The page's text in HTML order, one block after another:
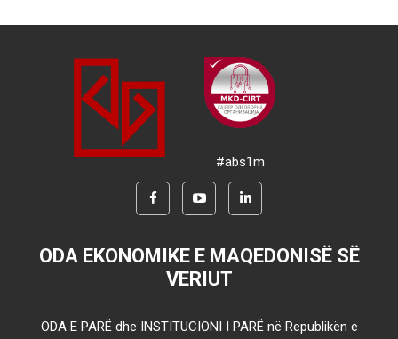
#abs1m
ODA EKONOMIKE E MAQEDONISË SË
VERIUT
ODA E PARË dhe INSTITUCIONI I PARË në Republikën e